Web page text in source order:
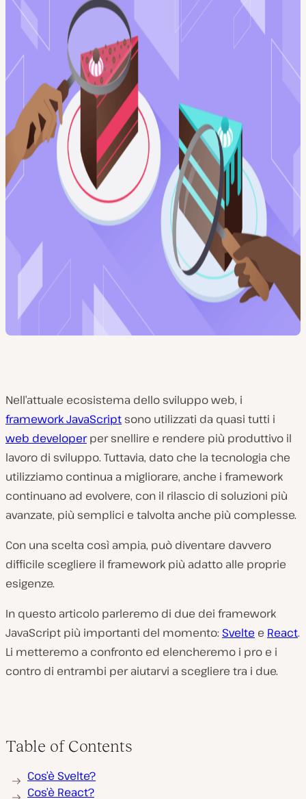
Nell’attuale ecosistema dello sviluppo web, i
framework JavaScript sono utilizzati da quasi tutti i
web developerper snellire e rendere più produttivo il
lavoro di sviluppo. Tuttavia, dato che la tecnologia che
utilizziamo continua a migliorare, anche i framework
continuano ad evolvere, con il rilascio di soluzioni più
avanzate, più semplici e talvolta anche più complesse.
Con una scelta così ampia, può diventare davvero
difficile scegliere il framework più adatto alle proprie
esigenze.
In questo articolo parleremo di due dei framework
JavaScript più importanti del momento: Svelte e React.
Li metteremo a confronto ed elencheremo i pro e i
contro di entrambi per aiutarvi a scegliere tra i due.
Table of Contents
Cos’è Svelte?
Cos’è React?